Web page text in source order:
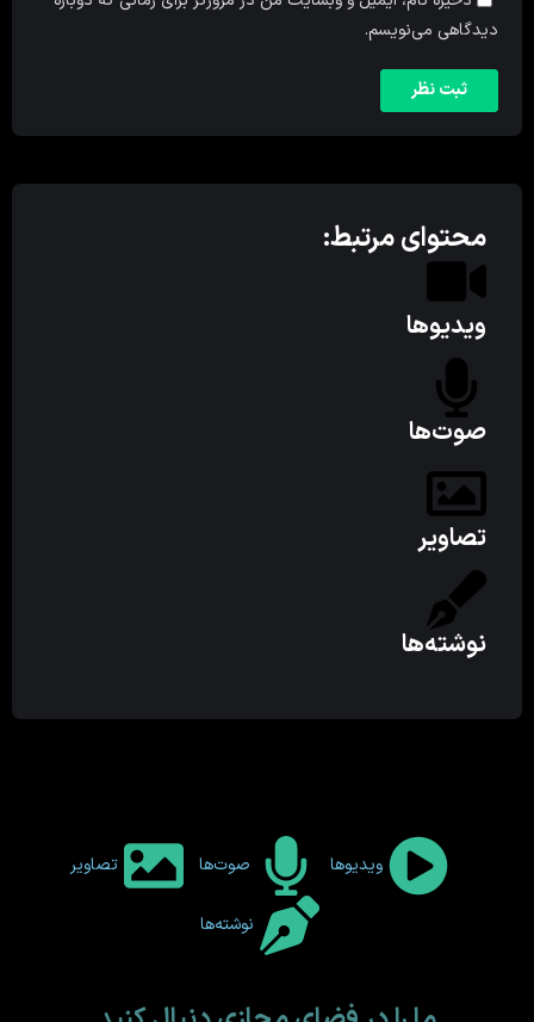
دیدگاهی می‌نویسم.
محتوای مرتبط:
ویدیوها
صوت‌ها
تصاویر
نوشته‌ها
ویدیوها صوت‌ها تصاویر
نوشته‌ها